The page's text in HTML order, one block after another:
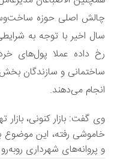
چالش اصلی حوزه
سال اخیر با توجه به
رخ داده عملا پول‌های
ساختمانی و سازندگان بخش
انجام می‌دهند.
وی گفت: بازار کنونی،
خاموشی رفته، این
و پروانه‌های شهرداری